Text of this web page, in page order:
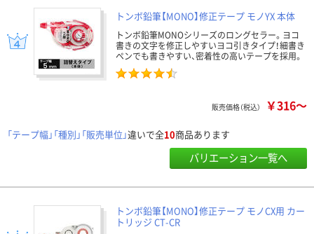
トンボ鉛筆【MONO】修正テープ モノYX 本体
トンボ鉛筆MONOシリーズのロングセラー。ヨコ
書きの文字を修正しやすいヨコ引きタイプ！細書き
ペンでも書きやすい、密着性の高いテープを採用。
販売価格（税込） ￥316～
「テープ幅」「種別」「販売単位」違いで全10商品あります
バリエーション一覧へ
トンボ鉛筆【MONO】修正テープ モノCX用 カー
トリッジ CT-CR